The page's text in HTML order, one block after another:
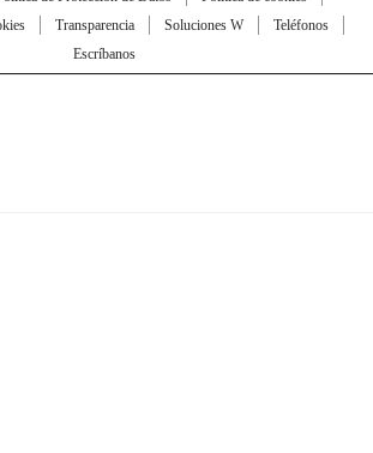
Transparencia Soluciones W
Teléfonos
Escríbanos